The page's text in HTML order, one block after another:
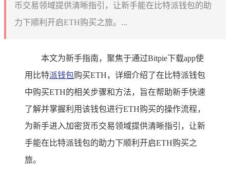
币交易领域提供清晰指引，让新手能在比特派钱包的助
力下顺利开启ETH购买之旅。...
本文为新手指南，聚焦于通过Bitpie下载app使
用比特派钱包购买ETH，详细介绍了在比特派钱包
中购买ETH的相关步骤和方法，旨在帮助新手快速
了解并掌握利用该钱包进行ETH购买的操作流程，
为新手进入加密货币交易领域提供清晰指引，让新
手能在比特派钱包的助力下顺利开启ETH购买之
旅。